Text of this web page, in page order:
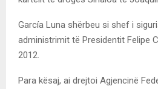
García Luna shërbeu si shef i
administrimit të Presidentit Felipe
2012.
Para kësaj, ai drejtoi Agjencinë